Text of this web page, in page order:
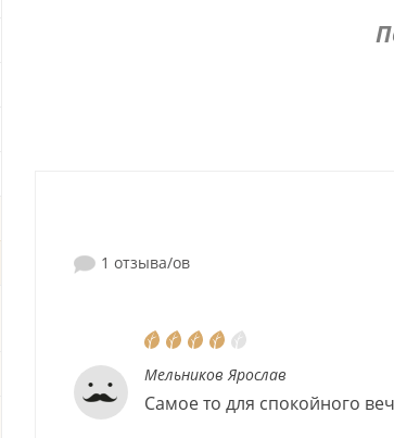
1 отзыва/ов
Мельников Ярослав
Самое то для спокойного